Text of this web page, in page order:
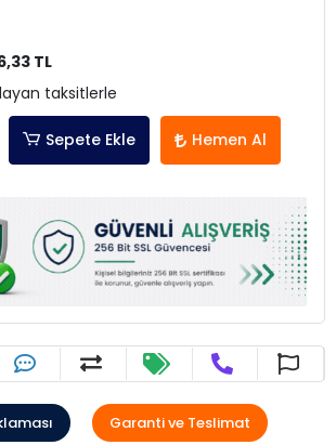
TL
taksitlerle
Sepete Ekle Hemen Al
Garanti ve Teslimat